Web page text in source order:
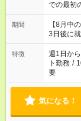
での最初のう
今ご覧の
時間。
期間
【8月中
3日後に
特徴 週1日か
ト勤務 /
要
気になる！